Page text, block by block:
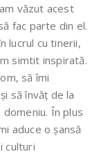
văzut acest
fac parte din el.
lucrul cu tinerii,
simtit inspirată.
să îmi
să învăț de la
domeniu. În plus
aduce o șansă
culturi